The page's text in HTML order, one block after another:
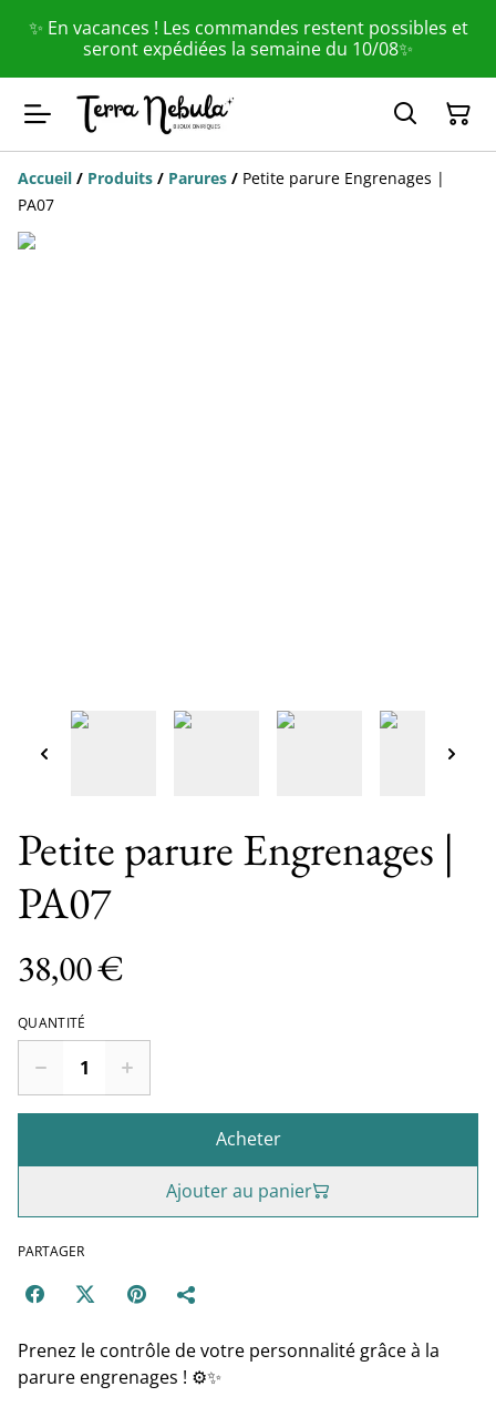
✨ En vacances ! Les commandes restent possibles et
seront expédiées la semaine du 10/08✨
Accueil / Produits / Parures / Petite parure Engrenages |
PA07
Petite parure Engrenages |
PA07
38,00 €
QUANTITÉ
Acheter
Ajouter au panier
PARTAGER
Prenez le contrôle de votre personnalité grâce à la
parure engrenages ! ⚙️✨